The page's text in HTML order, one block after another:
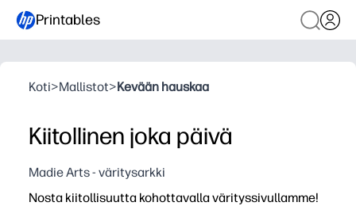
Printables
Koti>Mallistot>Kevään hauskaa
Kiitollinen joka päivä
Madie Arts - väritysarkki
Nosta kiitollisuutta kohottavalla värityssivullamme!